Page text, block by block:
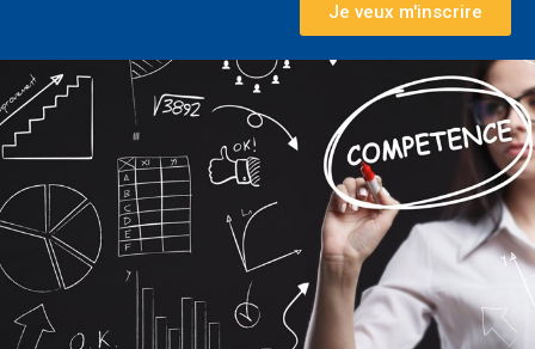
Je veux m'inscrire